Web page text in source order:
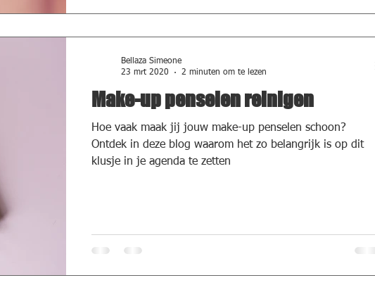
Make-up penselen reinigen
Hoe vaak maak jij jouw make-up penselen schoon?
Ontdek in deze blog waarom het zo belangrijk is op dit
klusje in je agenda te zetten
Bellaza Simeone
23 mrt 2020
2 minuten om te lezen